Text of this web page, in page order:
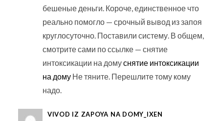
бешеные деньги. Короче, единственное что
реально помогло — срочный вывод из запоя
круглосуточно. Поставили систему. В общем,
смотрите сами по ссылке — снятие
интоксикации на домуснятие интоксикации
на домуНе тяните. Перешлите тому кому
надо.
VIVOD IZ ZAPOYA NA DOMY_IXEN